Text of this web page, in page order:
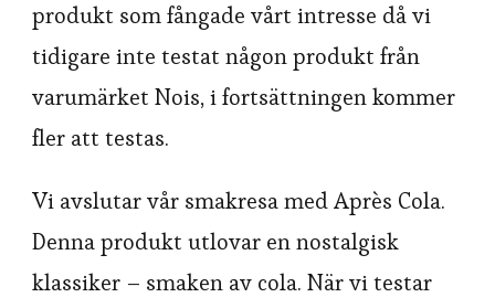
produkt som fångade vårt intresse då vi
tidigare inte testat någon produkt från
varumärket Nois, i fortsättningen kommer
fler att testas.
Vi avslutar vår smakresa med Après Cola.
Denna produkt utlovar en nostalgisk
klassiker – smaken av cola. När vi testar